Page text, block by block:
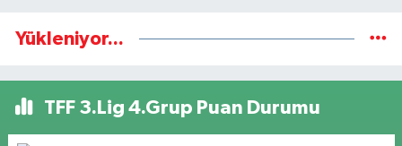
Yükleniyor...
TFF 3.Lig 4.Grup Puan Durumu